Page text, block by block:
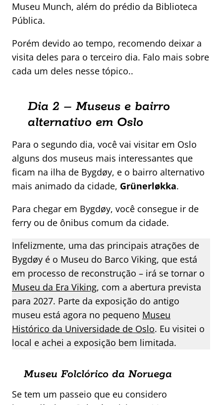
Museu Munch, além do prédio da Biblioteca
Pública.
Porém devido ao tempo, recomendo deixar a
visita deles para o terceiro dia. Falo mais sobre
cada um deles nesse tópico..
Dia 2 – Museus e bairro
alternativo em Oslo
Para o segundo dia, você vai visitar em Oslo
alguns dos museus mais interessantes que
ficam na ilha de Bygdøy, e o bairro alternativo
mais animado da cidade, Grünerløkka.
Para chegar em Bygdøy, você consegue ir de
ferry ou de ônibus comum da cidade.
Infelizmente, uma das principais atrações de
Bygdøy é o Museu do Barco Viking, que está
em processo de reconstrução – irá se tornar o
Museu da Era Viking, com a abertura prevista
para 2027. Parte da exposição do antigo
museu está agora no pequeno Museu
Histórico da Universidade de Oslo. Eu visitei o
local e achei a exposição bem limitada.
Museu Folclórico da Noruega
Se tem um passeio que eu considero